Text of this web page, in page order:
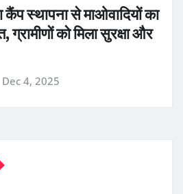
कैंप स्थापना से माओवादियों का
को मिला सुरक्षा और
Dec 4, 2025